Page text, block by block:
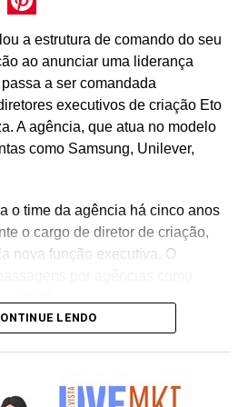
Pinterest
a estrutura de comando do seu
ao anunciar uma liderança
a ser comandada
executivos de criação Eto
A agência, que atua no modelo
como Samsung, Unilever,
o time da agência há cinco anos
o cargo de diretor de criação,
nova função executiva. O
à Cheil Brasil para assumir o
Em sua trajetória corporativa,
em operações publicitárias como
LENDO